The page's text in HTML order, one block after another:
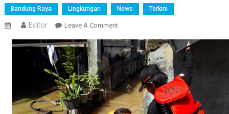
Bandung Raya Lingkungan News Terkini
Editor Leave A CommentOn
Kecamatan
Di
Bandung
Masih
Terendam
Banjir